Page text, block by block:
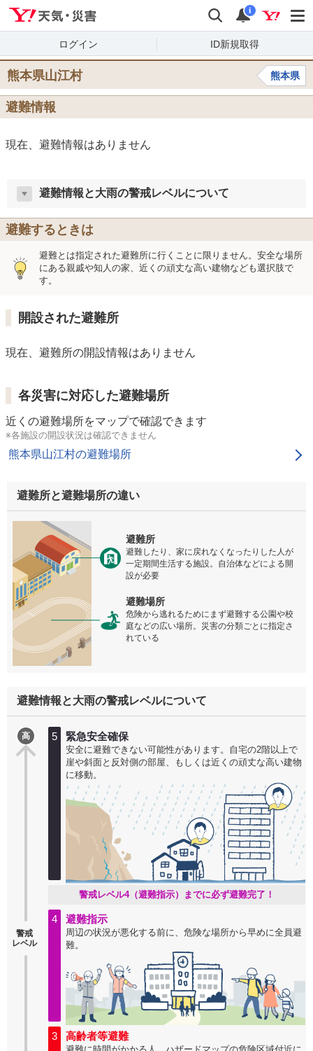
検索 通知
i
ログイン ID新規取得
熊本県山江村 熊本県
避難情報
現在、避難情報はありません
避難情報と大雨の警戒レベルについて
避難するときは
避難とは指定された避難所に行くことに限りません。安全な場所
にある親戚や知人の家、近くの頑丈な高い建物なども選択肢で
す。
開設された避難所
現在、避難所の開設情報はありません
各災害に対応した避難場所
近くの避難場所をマップで確認できます
※各施設の開設状況は確認できません
熊本県山江村の避難場所
避難所と避難場所の違い
避難所
避難したり、家に戻れなくなったりした人が
一定期間生活する施設。自治体などによる開
設が必要
避難場所
危険から逃れるためにまず避難する公園や校
庭などの広い場所。災害の分類ごとに指定さ
れている
避難情報と大雨の警戒レベルについて
警戒
レベル
高 5 緊急安全確保
安全に避難できない可能性があります。自宅の2階以上で
崖や斜面と反対側の部屋、もしくは近くの頑丈な高い建物
に移動。
警戒レベル4（避難指示）までに必ず避難完了！
4 避難指示
周辺の状況が悪化する前に、危険な場所から早めに全員避
難。
3 高齢者等避難